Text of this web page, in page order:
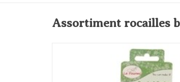
Assortiment rocailles